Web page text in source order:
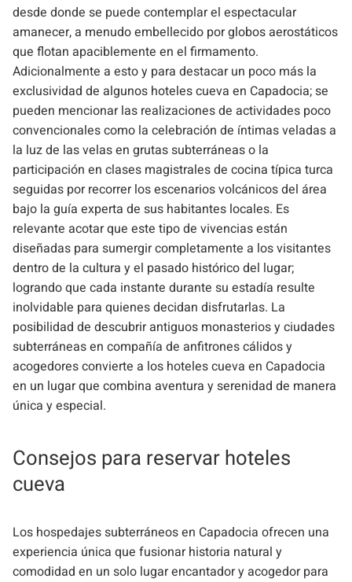
desde donde se puede contemplar el espectacular
amanecer, a menudo embellecido por globos aerostáticos
que flotan apaciblemente en el firmamento.
Adicionalmente a esto y para destacar un poco más la
exclusividad de algunos hoteles cueva en Capadocia; se
pueden mencionar las realizaciones de actividades poco
convencionales como la celebración de íntimas veladas a
la luz de las velas en grutas subterráneas o la
participación en clases magistrales de cocina típica turca
seguidas por recorrer los escenarios volcánicos del área
bajo la guía experta de sus habitantes locales. Es
relevante acotar que este tipo de vivencias están
diseñadas para sumergir completamente a los visitantes
dentro de la cultura y el pasado histórico del lugar;
logrando que cada instante durante su estadía resulte
inolvidable para quienes decidan disfrutarlas. La
posibilidad de descubrir antiguos monasterios y ciudades
subterráneas en compañía de anfitrones cálidos y
acogedores convierte a los hoteles cueva en Capadocia
en un lugar que combina aventura y serenidad de manera
única y especial.
Consejos para reservar hoteles
cueva
Los hospedajes subterráneos en Capadocia ofrecen una
experiencia única que fusionar historia natural y
comodidad en un solo lugar encantador y acogedor para